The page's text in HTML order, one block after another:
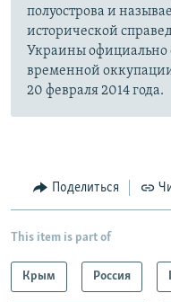
полуострова и
исторической
Украины официально
временной
20 февраля 2014 года.
Поделиться
This item is part of
Крым Россия